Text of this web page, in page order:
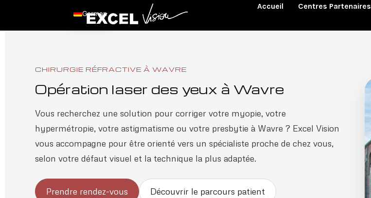
Accueil Centres Partenaires
CHIRURGIE RÉFRACTIVE À WAVRE
Opération laser des yeux à Wavre
Vous recherchez une solution pour corriger votre myopie, votre
hypermétropie, votre astigmatisme ou votre presbytie à Wavre ? Excel Vision
vous accompagne pour être orienté vers un spécialiste proche de chez vous,
selon votre défaut visuel et la technique la plus adaptée.
Prendre rendez-vous Découvrir le parcours patient
German